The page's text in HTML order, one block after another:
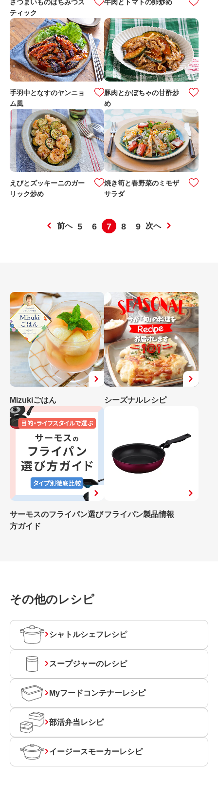
さつまいものはちみつス
ティック
牛肉とトマトの卵炒め
手羽中となすのヤンニョ
ム風
豚肉とかぼちゃの甘酢炒
め
えびとズッキーニのガー
リック炒め
焼き筍と春野菜のミモザ
サラダ
前へ 5 6 7 8 9 次へ
Mizukiごはん シーズナルレシピ
サーモスのフライパン選び
方ガイド
フライパン製品情報
その他のレシピ
シャトルシェフレシピ
スープジャーのレシピ
Myフードコンテナーレシピ
部活弁当レシピ
イージースモーカーレシピ